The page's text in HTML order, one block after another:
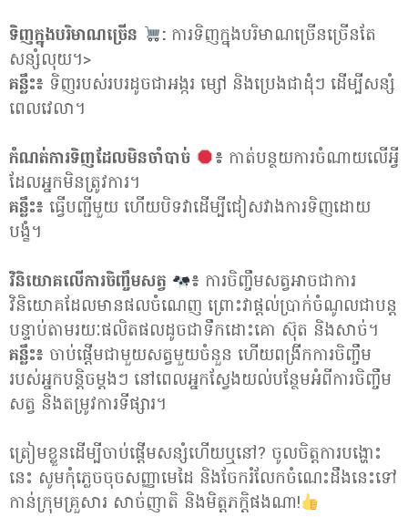
ទិញក្នុងបរិមាណច្រើន
:ការទិញក្នុងបរិមាណច្រើនច្រើនតែ
សន្សំលុយ។>
គន្លឹះ៖ ទិញរបស់របរដូចជាអង្ករ ម្សៅ និងប្រេងជាដុំៗ ដើម្បីសន្សំ
ពេលវេលា។
កំណត់ការទិញដែលមិនចាំបាច់
៖ កាត់បន្ថយការចំណាយលើអ្វី
ដែលអ្នកមិនត្រូវការ។
គន្លឹះ៖ ធ្វើបញ្ជីមួយ ហើយបិទវាដើម្បីជៀសវាងការទិញដោយ
បង្ខំ។
វិនិយោគលើការចិញ្ចឹមសត្វ
៖ ការចិញ្ចឹមសត្វអាចជាការ
វិនិយោគដែលមានផលចំណេញ ព្រោះវាផ្តល់ប្រាក់ចំណូលជាបន្ត
បន្ទាប់តាមរយៈផលិតផលដូចជាទឹកដោះគោ ស៊ុត និងសាច់។
គន្លឹះ៖ ចាប់ផ្តើមជាមួយសត្វមួយចំនួន ហើយពង្រីកការចិញ្ចឹម
របស់អ្នកបន្តិចម្តងៗ នៅពេលអ្នកស្វែងយល់បន្ថែមអំពីការចិញ្ចឹម
សត្វ និងតម្រូវការទីផ្សារ។
ត្រៀមខ្លួនដើម្បីចាប់ផ្តើមសន្សំហើយឬនៅ? ចូលចិត្តការបង្ហោះ
នេះ សូមកុំភ្លេចចុចសញ្ញាមេដៃ និងចែករំលែកចំណេះដឹងនេះទៅ
កាន់ក្រុមគ្រួសារ សាច់ញាតិ និងមិត្តភក្តិផងណា!